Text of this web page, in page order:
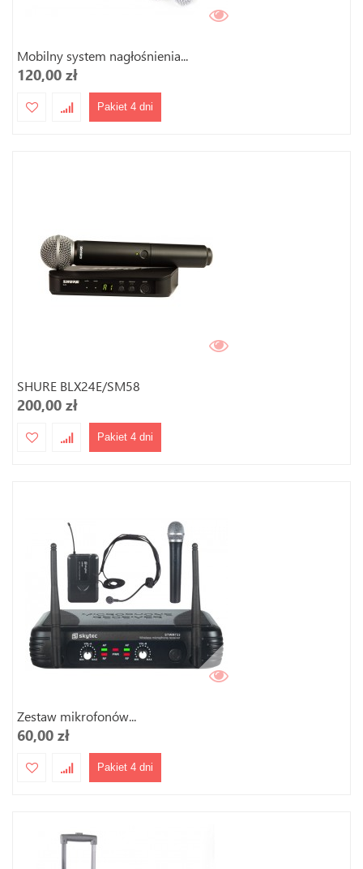
Mobilny system nagłośnienia...
120,00 zł
Pakiet 4 dni
SHURE BLX24E/SM58
200,00 zł
Pakiet 4 dni
Zestaw mikrofonów...
60,00 zł
Pakiet 4 dni